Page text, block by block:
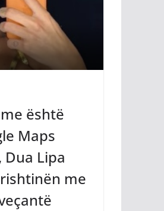
është
Maps
Dua Lipa
me